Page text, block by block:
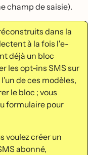
champ de saisie).
dans la
à la fois l'e-
déjà un bloc
les opt-ins SMS sur
de ces modèles,
le bloc ; vous
formulaire pour
voulez créer un
abonné,